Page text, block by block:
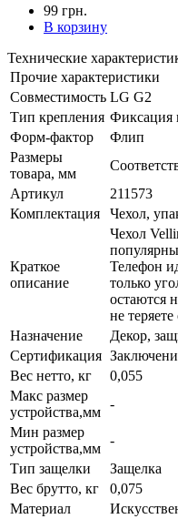
99 грн.
В корзину
Технические
Прочие характеристики
Совместимость LG G2
Тип крепления Фиксация
Форм-фактор
Флип
Размеры
товара, мм
Артикул
211573
Комплектация
Чехол,
Краткое
описание
Чехол
Телефон
только
остаются
не
Назначение
Декор,
Сертификация
Вес нетто, кг
0,055
Макс размер
устройства,мм
-
Мин размер
устройства,мм
-
Тип защелки
Защелка
Вес брутто, кг
0,075
Материал